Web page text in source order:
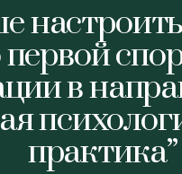
первой
в
практика”